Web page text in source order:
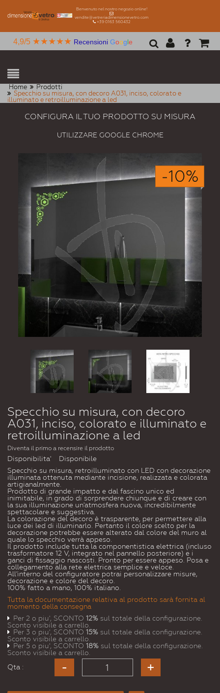
Benvenuto nel nostro negozio online!
vendite@vetreriadimensionevetro.com
+39 0163 560432
4,9/5 ★★★★★ Recensioni Google
Home
Prodotti
Specchio su misura, con decoro A031, inciso, colorato e
illuminato e retroilluminazione a led
CONFIGURA IL TUO PRODOTTO SU MISURA
UTILIZZARE GOOGLE CHROME
-10%
Specchio su misura, con decoro
A031, inciso, colorato e illuminato e
retroilluminazione a led
Diventa il primo a recensire il prodotto
Disponibilita'
Disponibile
Specchio su misura, retroilluminato con LED con decorazione
illuminata ottenuta mediante incisione, realizzata e colorata
artigianalmente.
Prodotto di grande impatto e dal fascino unico ed
inimitabile, in grado di sorprendere chiunque e di creare con
la sua illuminazione un'atmosfera nuova, incredibilmente
spettacolare e suggestiva.
La colorazione del decoro è trasparente, per permettere alla
luce dei led di illuminarlo. Pertanto il colore scelto per la
decorazione potrebbe essere alterato dal colore del muro al
quale lo specchio verrà appeso.
Il prodotto include tutta la componentistica elettrica (incluso
trasformatore 12 V, integrato nel pannello posteriore) e i
ganci di fissaggio nascosti. Pronto per essere appeso. Posa e
collegamento alla rete elettrica semplice e veloce.
All'interno del configuratore potrai personalizzare misure,
decorazione e colore del decoro.
100% fatto a mano, 100% italiano.
Tutta la documentazione relativa al prodotto sarà fornita al
momento della consegna
Per 2 o piu', SCONTO 12% sul totale della configurazione.
Sconto visibile a carrello.
Per 3 o piu', SCONTO 15% sul totale della configurazione.
Sconto visibile a carrello.
Per 5 o piu', SCONTO 18% sul totale della configurazione.
Sconto visibile a carrello.
Qta :